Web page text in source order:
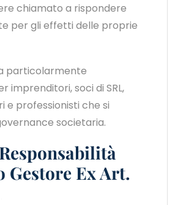
chiamato a rispondere
per gli effetti delle proprie
particolarmente
imprenditori, soci di SRL,
e professionisti che si
societaria.
Gestore Ex Art.